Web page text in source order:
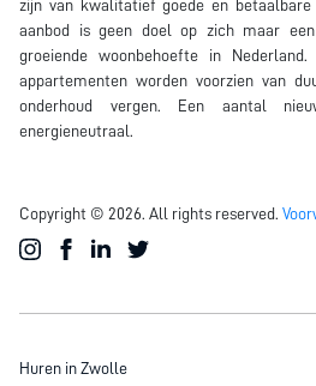
zijn van kwalitatief goede en
aanbod is geen doel op zich maar
groeiende woonbehoefte in
appartementen worden voorzien van
onderhoud vergen. Een aantal
energieneutraal.
Copyright © 2026. All rights reserved.
Huren in Zwolle